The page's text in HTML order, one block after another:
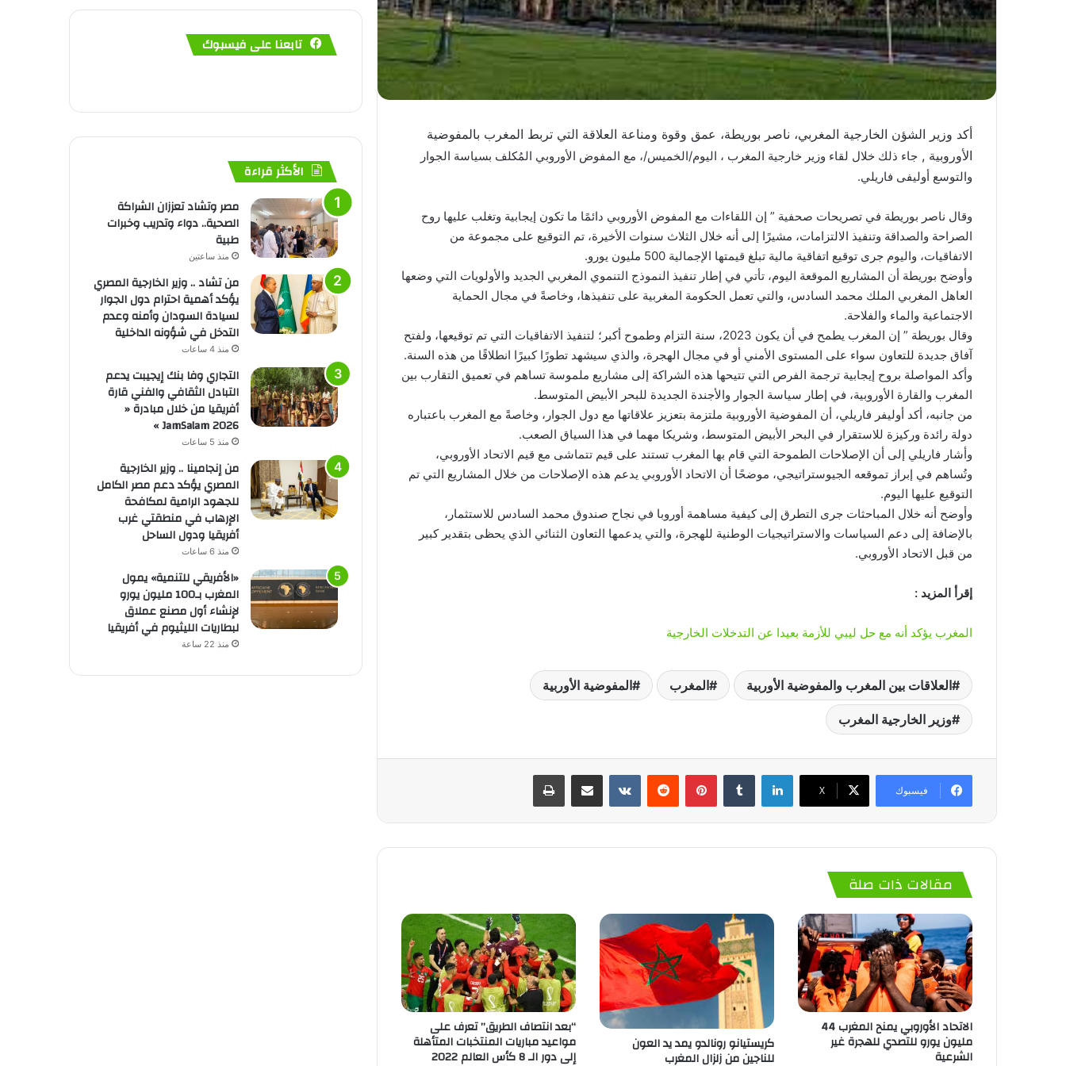
أكد وزير الشؤن الخارجية المغربي، ناصر بوريطة، عمق وقوة ومناعة العلاقة التي تربط المغرب بالمفوضية
الأوروبية , جاء ذلك خلال لقاء وزير خارجية المغرب ، اليوم/الخميس/، مع المفوض الأوروبي المُكلف بسياسة الجوار
والتوسع أوليفى فاريلي.
وقال ناصر بوريطة في تصريحات صحفية ” إن اللقاءات مع المفوض الأوروبي دائمًا ما تكون إيجابية وتغلب عليها روح
الصراحة والصداقة وتنفيذ الالتزامات، مشيرًا إلى أنه خلال الثلاث سنوات الأخيرة، تم التوقيع على مجموعة من
الاتفاقيات، واليوم جرى توقيع اتفاقية مالية تبلغ قيمتها الإجمالية 500 مليون يورو.
وأوضح بوريطة أن المشاريع الموقعة اليوم، تأتي في إطار تنفيذ النموذج التنموي المغربي الجديد والأولويات التي وضعها
العاهل المغربي الملك محمد السادس، والتي تعمل الحكومة المغربية على تنفيذها، وخاصةً في مجال الحماية
الاجتماعية والماء والفلاحة.
وقال بوريطة ” إن المغرب يطمح في أن يكون 2023، سنة التزام وطموح أكبر؛ لتنفيذ الاتفاقيات التي تم توقيعها، ولفتح
آفاق جديدة للتعاون سواء على المستوى الأمني أو في مجال الهجرة، والذي سيشهد تطورًا كبيرًا انطلاقًا من هذه السنة.
وأكد المواصلة بروح إيجابية ترجمة الفرص التي تتيحها هذه الشراكة إلى مشاريع ملموسة تساهم في تعميق التقارب بين
المغرب والقارة الأوروبية، في إطار سياسة الجوار والأجندة الجديدة للبحر الأبيض المتوسط.
من جانبه، أكد أوليفر فاريلي، أن المفوضية الأوروبية ملتزمة بتعزيز علاقاتها مع دول الجوار، وخاصةً مع المغرب باعتباره
دولة رائدة وركيزة للاستقرار في البحر الأبيض المتوسط، وشريكا مهما في هذا السياق الصعب.
وأشار فاريلي إلى أن الإصلاحات الطموحة التي قام بها المغرب تستند على قيم تتماشى مع قيم الاتحاد الأوروبي،
وتُساهم في إبراز تموقعه الجيوستراتيجي، موضحًا أن الاتحاد الأوروبي يدعم هذه الإصلاحات من خلال المشاريع التي تم
التوقيع عليها اليوم.
وأوضح أنه خلال المباحثات جرى التطرق إلى كيفية مساهمة أوروبا في نجاح صندوق محمد السادس للاستثمار،
بالإضافة إلى دعم السياسات والاستراتيجيات الوطنية للهجرة، والتي يدعمها التعاون الثنائي الذي يحظى بتقدير كبير
من قبل الاتحاد الأوروبي.
إقرأ المزيد :
المغرب يؤكد أنه مع حل ليبي للأزمة بعيدا عن التدخلات الخارجية
العلاقات بين المغرب والمفوضية الأوربية المغرب المفوضية الأوربية
وزير الخارجية المغرب
فيسبوك ‫X
لينكدإن بينتيريست
مقالات ذات صلة
الاتحاد الأوروبي يمنح المغرب 44
مليون يورو للتصدي للهجرة غير
الشرعية
كريستيانو رونالدو يمد يد العون
للناجين من زلزال المغرب
“بعد انتصاف الطريق” تعرف على
مواعيد مباريات المنتخبات المتأهلة
إلى دور الـ 8 كأس العالم 2022
تابعنا على فيسبوك
الأكثر قراءة
مصر وتشاد تعززان الشراكة
الصحية.. دواء وتدريب وخبرات
طبية
منذ ساعتين
من تشاد .. وزير الخارجية المصري
يؤكد أهمية احترام دول الجوار
لسيادة السودان وأمنه وعدم
التدخل في شؤونه الداخلية
منذ 4 ساعات
التجاري وفا بنك إيجيبت يدعم
التبادل الثقافي والفني قارة
أفريقيا من خلال مبادرة «
JamSalam 2026 »
منذ 5 ساعات
من إنجامينا .. وزير الخارجية
المصري يؤكد دعم مصر الكامل
للجهود الرامية لمكافحة
الإرهاب في منطقتي غرب
أفريقيا ودول الساحل
منذ 6 ساعات
«الأفريقي للتنمية» يمول
المغرب بـ100 مليون يورو
لإنشاء أول مصنع عملاق
لبطاريات الليثيوم في أفريقيا
منذ 22 ساعة